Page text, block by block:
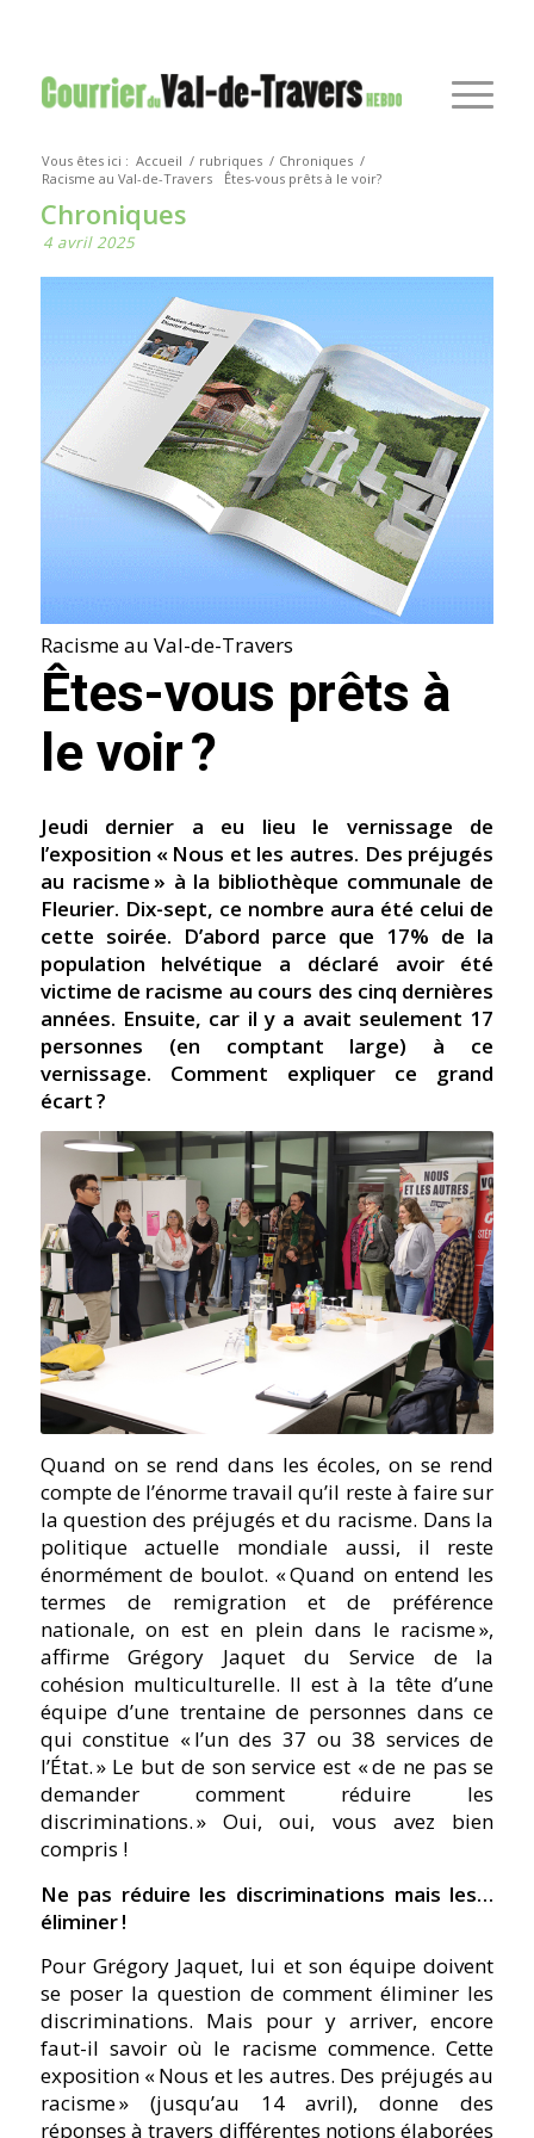
Vous êtes ici : Accueil / rubriques / Chroniques /
Racisme au Val-de-Travers
Êtes-vous prêts à le voir?
Chroniques
4 avril 2025
Racisme au Val-de-Travers
Êtes-vous prêts à
le voir ?
Jeudi dernier a eu lieu le vernissage de
l’exposition « Nous et les autres. Des préjugés
au racisme » à la bibliothèque communale de
Fleurier. Dix-sept, ce nombre aura été celui de
cette soirée. D’abord parce que 17% de la
population helvétique a déclaré avoir été
victime de racisme au cours des cinq dernières
années. Ensuite, car il y a avait seulement 17
personnes (en comptant large) à ce
vernissage. Comment expliquer ce grand
écart ?
Quand on se rend dans les écoles, on se rend
compte de l’énorme travail qu’il reste à faire sur
la question des préjugés et du racisme. Dans la
politique actuelle mondiale aussi, il reste
énormément de boulot. « Quand on entend les
termes de remigration et de préférence
nationale, on est en plein dans le racisme »,
affirme Grégory Jaquet du Service de la
cohésion multiculturelle. Il est à la tête d’une
équipe d’une trentaine de personnes dans ce
qui constitue « l’un des 37 ou 38 services de
l’État. » Le but de son service est « de ne pas se
demander comment réduire les
discriminations. » Oui, oui, vous avez bien
compris !
Ne pas réduire les discriminations mais les…
éliminer !
Pour Grégory Jaquet, lui et son équipe doivent
se poser la question de comment éliminer les
discriminations. Mais pour y arriver, encore
faut-il savoir où le racisme commence. Cette
exposition « Nous et les autres. Des préjugés au
racisme » (jusqu’au 14 avril), donne des
réponses à travers différentes notions élaborées